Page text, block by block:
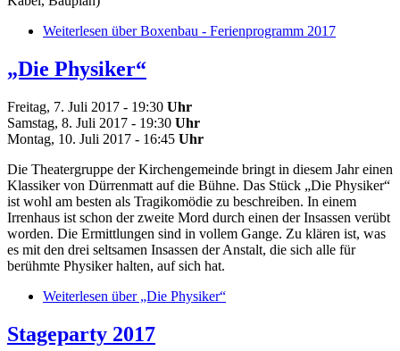
Weiterlesen über Boxenbau - Ferienprogramm 2017
„Die Physiker“
Freitag, 7. Juli 2017 - 19:30 Uhr
Samstag, 8. Juli 2017 - 19:30 Uhr
Montag, 10. Juli 2017 - 16:45 Uhr
Die Theatergruppe der Kirchengemeinde bringt in diesem Jahr einen
Klassiker von Dürrenmatt auf die Bühne. Das Stück „Die Physiker“
ist wohl am besten als Tragikomödie zu beschreiben. In einem
Irrenhaus ist schon der zweite Mord durch einen der Insassen verübt
worden. Die Ermittlungen sind in vollem Gange. Zu klären ist, was
es mit den drei seltsamen Insassen der Anstalt, die sich alle für
berühmte Physiker halten, auf sich hat.
Weiterlesen über „Die Physiker“
Stageparty 2017